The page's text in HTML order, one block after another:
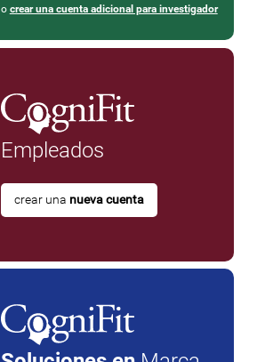
o crear una cuenta adicional para investigador
Empleados
crear una nueva cuenta